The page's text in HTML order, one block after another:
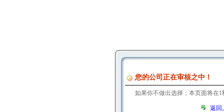
您的公司正在审核之中！
如果你不做出选择；本页面将在1
返回